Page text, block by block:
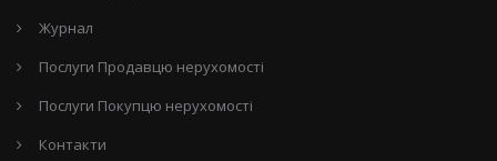
Журнал
Послуги Продавцю нерухомості
Послуги Покупцю нерухомості
Контакти